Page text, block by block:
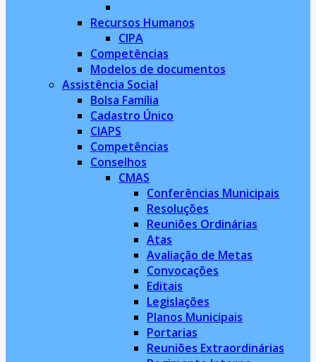
Recursos Humanos
CIPA
Competências
Modelos de documentos
Assistência Social
Bolsa Família
Cadastro Único
CIAPS
Competências
Conselhos
CMAS
Conferências Municipais
Resoluções
Reuniões Ordinárias
Atas
Avaliação de Metas
Convocações
Editais
Legislações
Planos Municipais
Portarias
Reuniões Extraordinárias